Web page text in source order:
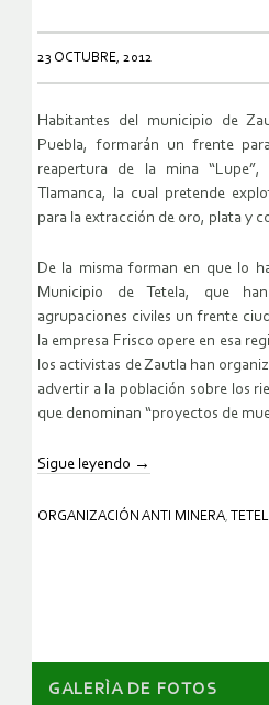
23 OCTUBRE, 2012
Habitantes del municipio de
Puebla, formarán un frente
reapertura de la mina
Tlamanca, la cual pretende
para la extracción de oro, plata y
De la misma forman en que lo
Municipio de Tetela, que
agrupaciones civiles un frente
la empresa Frisco opere en esa
los activistas de Zautla han
advertir a la población sobre los
que denominan “proyectos de
Sigue leyendo →
ORGANIZACIÓN ANTI MINERA,
GALERÌA DE FOTOS